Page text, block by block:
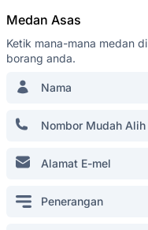
Medan Asas
Ketik mana-mana medan
borang anda.
Nama
Nombor Mudah Alih
Alamat E-mel
Penerangan
promosi, kemas kini dan
SUMBER
Borang Promosi
Borang Penjagaan